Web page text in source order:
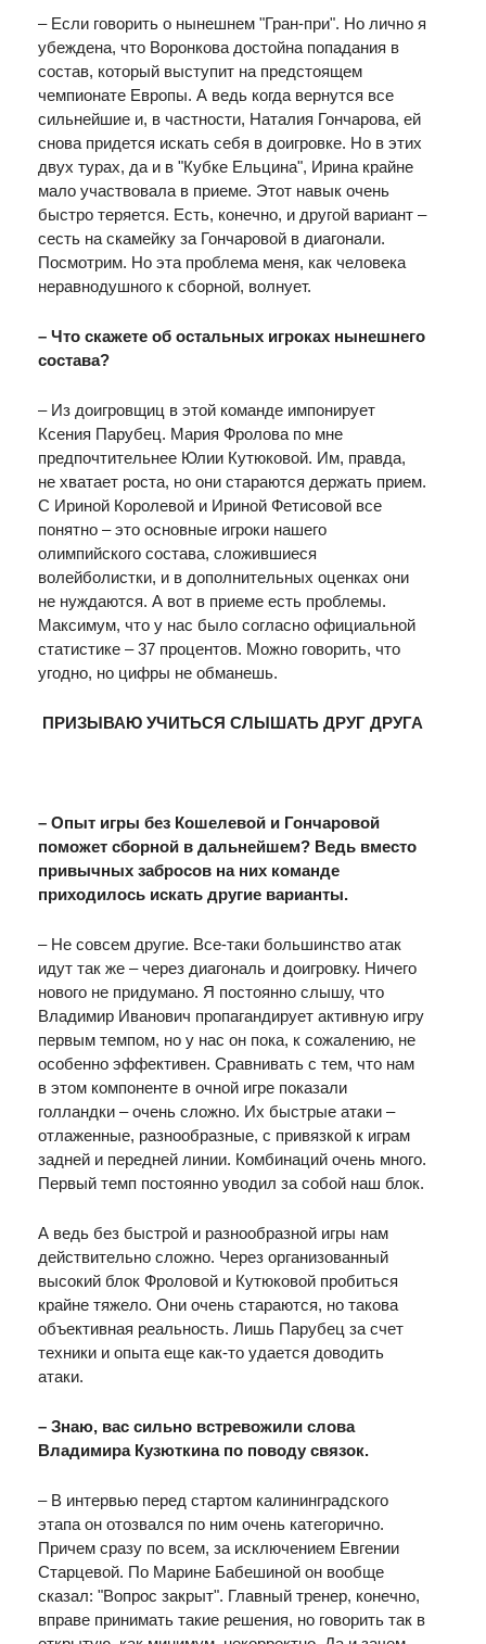
– Если говорить о нынешнем "Гран-при". Но лично я
убеждена, что Воронкова достойна попадания в
состав, который выступит на предстоящем
чемпионате Европы. А ведь когда вернутся все
сильнейшие и, в частности, Наталия Гончарова, ей
снова придется искать себя в доигровке. Но в этих
двух турах, да и в "Кубке Ельцина", Ирина крайне
мало участвовала в приеме. Этот навык очень
быстро теряется. Есть, конечно, и другой вариант –
сесть на скамейку за Гончаровой в диагонали.
Посмотрим. Но эта проблема меня, как человека
неравнодушного к сборной, волнует.
– Что скажете об остальных игроках нынешнего
состава?
– Из доигровщиц в этой команде импонирует
Ксения Парубец. Мария Фролова по мне
предпочтительнее Юлии Кутюковой. Им, правда,
не хватает роста, но они стараются держать прием.
С Ириной Королевой и Ириной Фетисовой все
понятно – это основные игроки нашего
олимпийского состава, сложившиеся
волейболистки, и в дополнительных оценках они
не нуждаются. А вот в приеме есть проблемы.
Максимум, что у нас было согласно официальной
статистике – 37 процентов. Можно говорить, что
угодно, но цифры не обманешь.
ПРИЗЫВАЮ УЧИТЬСЯ СЛЫШАТЬ ДРУГ ДРУГА
– Опыт игры без Кошелевой и Гончаровой
поможет сборной в дальнейшем? Ведь вместо
привычных забросов на них команде
приходилось искать другие варианты.
– Не совсем другие. Все-таки большинство атак
идут так же – через диагональ и доигровку. Ничего
нового не придумано. Я постоянно слышу, что
Владимир Иванович пропагандирует активную игру
первым темпом, но у нас он пока, к сожалению, не
особенно эффективен. Сравнивать с тем, что нам
в этом компоненте в очной игре показали
голландки – очень сложно. Их быстрые атаки –
отлаженные, разнообразные, с привязкой к играм
задней и передней линии. Комбинаций очень много.
Первый темп постоянно уводил за собой наш блок.
А ведь без быстрой и разнообразной игры нам
действительно сложно. Через организованный
высокий блок Фроловой и Кутюковой пробиться
крайне тяжело. Они очень стараются, но такова
объективная реальность. Лишь Парубец за счет
техники и опыта еще как-то удается доводить
атаки.
– Знаю, вас сильно встревожили слова
Владимира Кузюткина по поводу связок.
– В интервью перед стартом калининградского
этапа он отозвался по ним очень категорично.
Причем сразу по всем, за исключением Евгении
Старцевой. По Марине Бабешиной он вообще
сказал: "Вопрос закрыт". Главный тренер, конечно,
вправе принимать такие решения, но говорить так в